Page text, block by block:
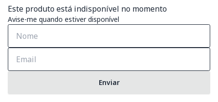
Este produto está indisponível no momento
Avise-me quando estiver disponível
Enviar